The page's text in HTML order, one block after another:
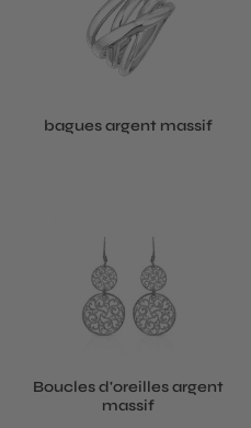
bagues argent massif
Boucles d'oreilles argent
massif